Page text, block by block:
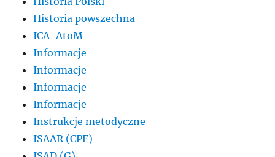
Historia powszechna
ICA-AtoM
Informacje
Informacje
Informacje
Informacje
Instrukcje metodyczne
ISAAR (CPF)